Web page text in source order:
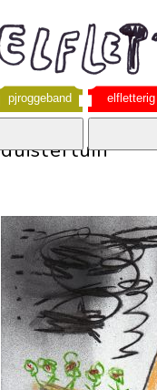
pjroggeband elfletterig
duistertuin